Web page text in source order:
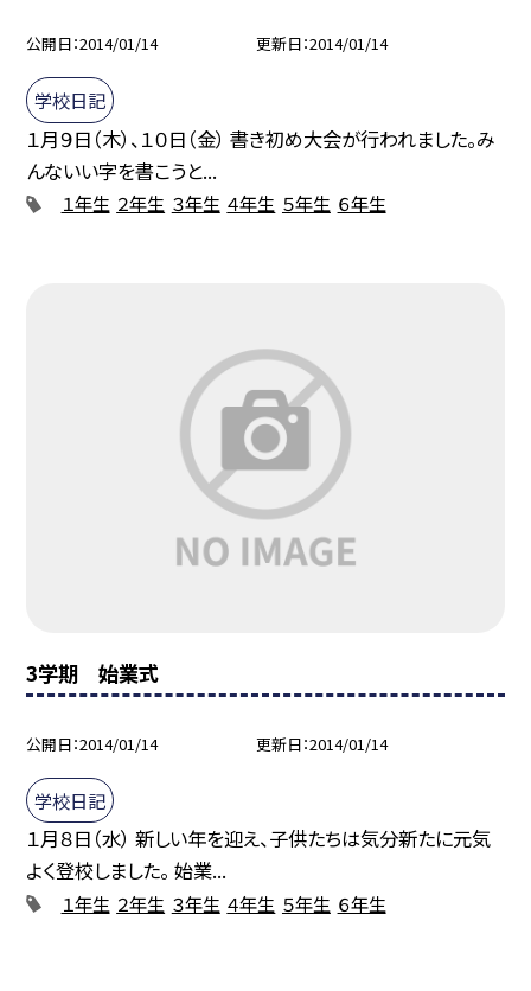
公開日 2014/01/14 更新日 2014/01/14
学校日記
１月９日（木）、１０日（金） 書き初め大会が行われました。み
んないい字を書こうと...
１年生 ２年生 ３年生 ４年生 ５年生 ６年生
3学期 始業式
公開日 2014/01/14 更新日 2014/01/14
学校日記
１月８日（水） 新しい年を迎え、子供たちは気分新たに元気
よく登校しました。 始業...
１年生 ２年生 ３年生 ４年生 ５年生 ６年生